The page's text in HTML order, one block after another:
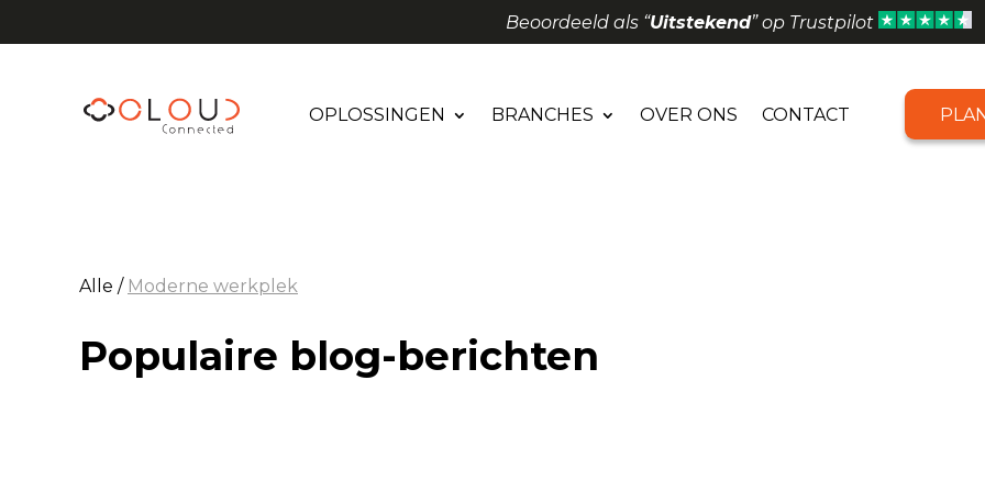
Beoordeeld als “Uitstekend” op Trustpilot
OPLOSSINGEN BRANCHES OVER ONS CONTACT
Alle / Moderne werkplek
Populaire blog-berichten